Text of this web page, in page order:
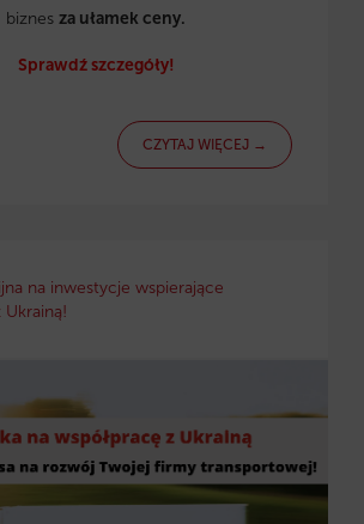
biznes za ułamek ceny.
Sprawdź szczegóły!
CZYTAJ WIĘCEJ →
na inwestycje wspierające
Ukrainą!